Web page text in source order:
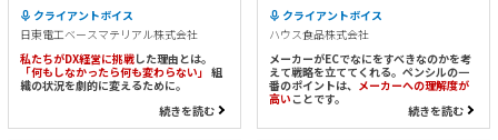
クライアントボイス
日東電工ベースマテリアル株式会社
私たちがDX経営に挑戦した理由とは。
「何もしなかったら何も変わらない」 組
織の状況を劇的に変えるために。
続きを読む
クライアントボイス
ハウス食品株式会社
メーカーがECでなにをすべきなのかを考
えて戦略を立ててくれる。ペンシルの一
番のポイントは、 メーカーへの理解度が
高い ことです。
続きを読む